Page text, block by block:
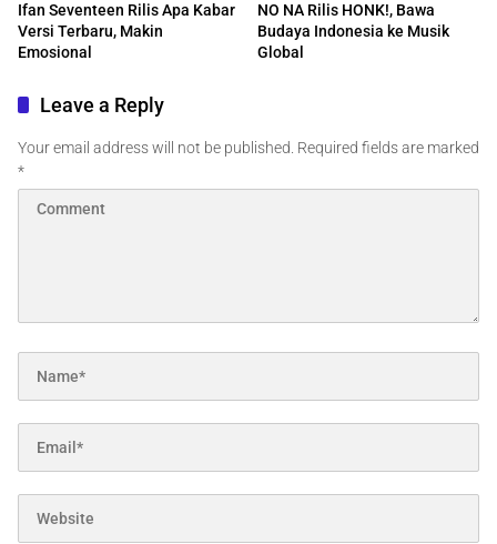
Ifan Seventeen Rilis Apa Kabar
Versi Terbaru, Makin
Emosional
NO NA Rilis HONK!, Bawa
Budaya Indonesia ke Musik
Global
Leave a Reply
Your email address will not be published. Required fields are marked
*